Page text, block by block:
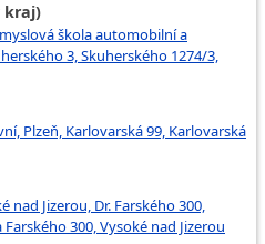
kraj)
škola automobilní a
3, Skuherského 1274/3,
Plzeň, Karlovarská 99, Karlovarská
Jizerou, Dr. Farského 300,
300, Vysoké nad Jizerou